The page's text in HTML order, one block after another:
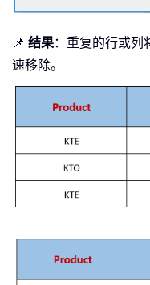
📌 结果：重复的行或列
速移除。